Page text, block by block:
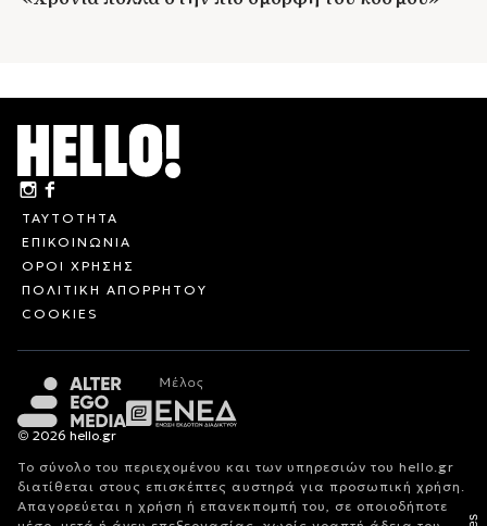
ΤΑΥΤΟΤΗΤΑ
ΕΠΙΚΟΙΝΩΝΙΑ
ΟΡΟΙ ΧΡΗΣΗΣ
ΠΟΛΙΤΙΚΗ ΑΠΟΡΡΗΤΟΥ
COOKIES
© 2026 hello.gr
Το σύνολο του περιεχομένου και των υπηρεσιών του hello.gr
διατίθεται στους επισκέπτες αυστηρά για προσωπική χρήση.
Απαγορεύεται η χρήση ή επανεκπομπή του, σε οποιοδήποτε